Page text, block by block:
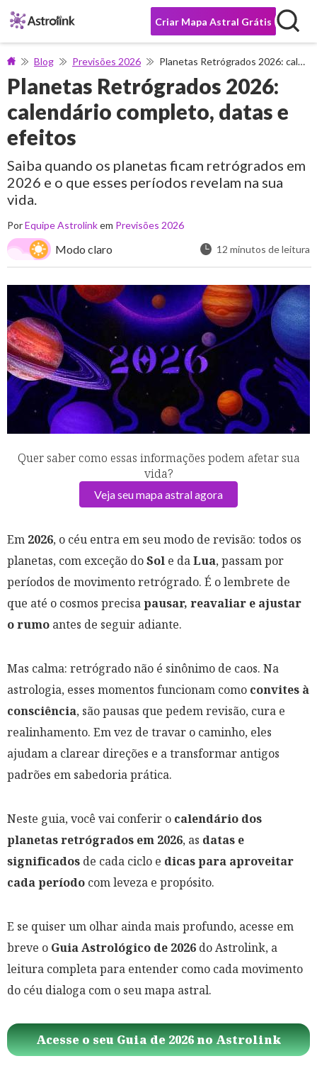
Criar Mapa Astral Grátis
Blog Previsões 2026 Planetas Retrógrados 2026: calendário completo, datas e efeitos
Planetas Retrógrados 2026:
calendário completo, datas e
efeitos
Saiba quando os planetas ficam retrógrados em
2026 e o que esses períodos revelam na sua
vida.
PorEquipe Astrolinkem Previsões 2026
Modo claro 12 minutos de leitura
Quer saber como essas informações podem afetar sua
vida?
Veja seu mapa astral agora
Em 2026, o céu entra em seu modo de revisão: todos os
planetas, com exceção doSol e daLua, passam por
períodos de movimento retrógrado. É o lembrete de
que até o cosmos precisapausar, reavaliar e ajustar
o rumo antes de seguir adiante.
Mas calma: retrógrado não é sinônimo de caos. Na
astrologia, esses momentos funcionam como convites à
consciência, são pausas que pedem revisão, cura e
realinhamento. Em vez de travar o caminho, eles
ajudam a clarear direções e a transformar antigos
padrões em sabedoria prática.
Neste guia, você vai conferir o calendário dos
planetas retrógrados em 2026, as datas e
significados de cada ciclo e dicas para aproveitar
cada período com leveza e propósito.
E se quiser um olhar ainda mais profundo, acesse em
breve o Guia Astrológico de 2026 do Astrolink, a
leitura completa para entender como cada movimento
do céu dialoga com o seu mapa astral.
Acesse o seu Guia de 2026 no Astrolink